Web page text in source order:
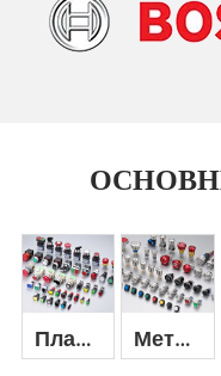
Пластиковая кнопка-переключатель Металлическая кнопочная клавиша